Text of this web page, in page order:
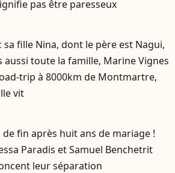
pas être paresseux
sa fille Nina, dont le père est Nagui,
aussi toute la famille, Marine Vignes
trip à 8000km de Montmartre,
vit
de fin après huit ans de mariage !
Paradis et Samuel Benchetrit
leur séparation